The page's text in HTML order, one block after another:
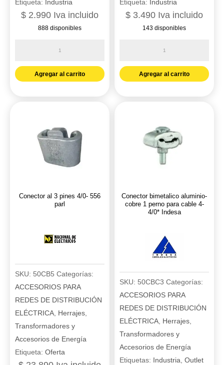
Etiqueta: Industria
$ 2.990 Iva incluido
888 disponibles
1/2
Agregar al carrito
Etiqueta: Industria
$ 3.490 Iva incluido
143 disponibles
5/8
Agregar al carrito
Conector al 3 pines 4/0- 556
parl
SKU: 50CB5 Categorías:
ACCESORIOS PARA
REDES DE DISTRIBUCIÓN
ELÉCTRICA, Herrajes,
Transformadores y
Accesorios de Energía
Etiqueta: Oferta
Conector bimetalico aluminio-
cobre 1 perno para cable 4-
4/0* Indesa
SKU: 50CBC3 Categorías:
ACCESORIOS PARA
REDES DE DISTRIBUCIÓN
ELÉCTRICA, Herrajes,
Transformadores y
Accesorios de Energía
Etiquetas: Industria, Outlet